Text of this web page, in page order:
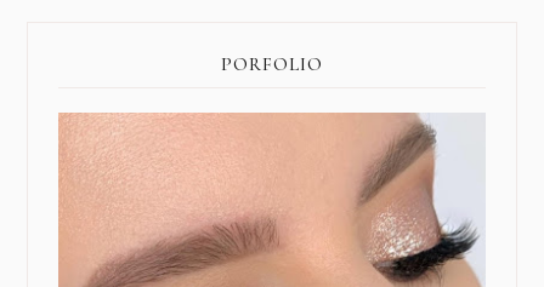
PORFOLIO